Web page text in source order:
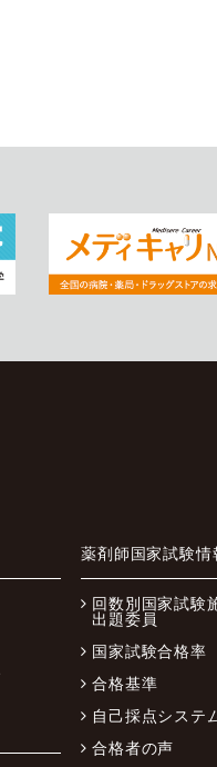
薬剤師国家試験情
回数別国家試験
出題委員
国家試験合格率
合格基準
自己採点システ
合格者の声